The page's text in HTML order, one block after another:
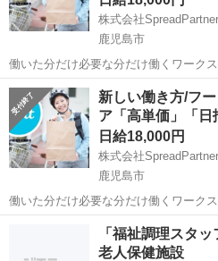
株式会社
鹿児島市
働いた分だけ必要な分だけ働くワークスタイル！ 初配
トのチャンス！ ※条件がありますので担当者にお問合せください。 気
になった方は、詳細をお伝えしますの
い。 ...
鹿児島 鹿児島市 デリバリー
新しい働き方/フ
ア「高単価」「
日給18,000円
株式会社
鹿児島市
働いた分だけ必要な分だけ働くワークスタイル！ 初配
トのチャンス！ ※条件がありますので担当者にお問合せください。 気
になった方は、詳細をお伝えしますの
鹿児島市 デリバリー
「福祉調理スタ
老人保健施設